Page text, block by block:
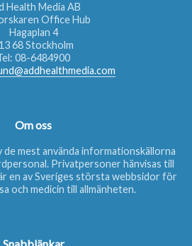
Health Media AB
Office Hub
Hagaplan 4
68 Stockholm
08-6484900
Om oss
de mest använda informationskällorna
Privatpersoner hänvisas till
en av Sveriges största webbsidor för
och medicin till allmänheten.